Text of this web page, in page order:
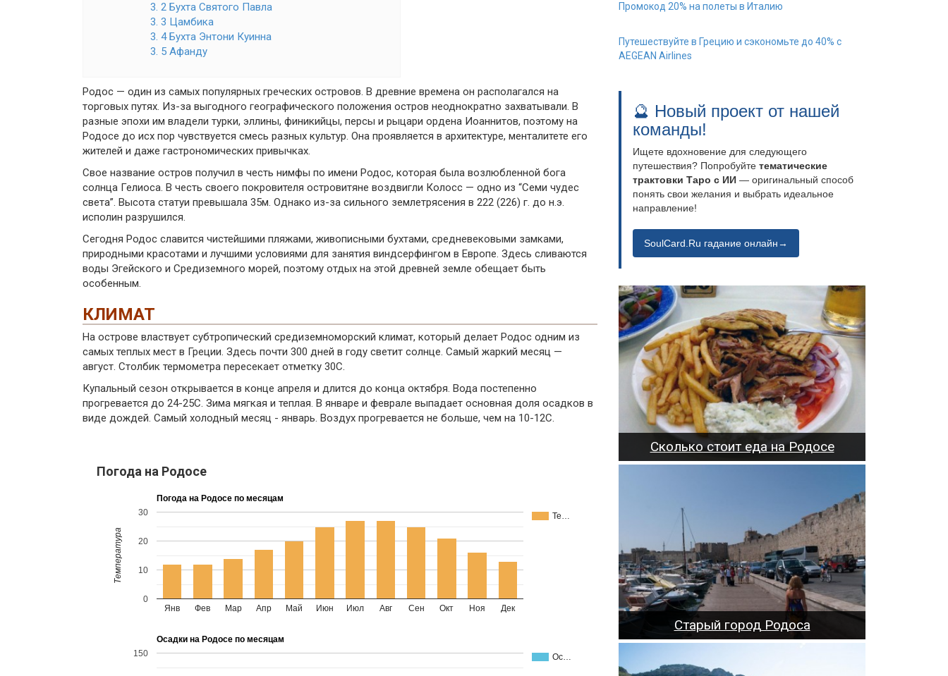
3. 2 Бухта Святого Павла
3. 3 Цамбика
3. 4 Бухта Энтони Куинна
3. 5 Афанду
Родос — один из самых популярных греческих островов. В древние времена он располагался на
торговых путях. Из-за выгодного географического положения остров неоднократно захватывали. В
разные эпохи им владели турки, эллины, финикийцы, персы и рыцари ордена Иоаннитов, поэтому на
Родосе до исх пор чувствуется смесь разных культур. Она проявляется в архитектуре, менталитете его
жителей и даже гастрономических привычках.
Свое название остров получил в честь нимфы по имени Родос, которая была возлюбленной бога
солнца Гелиоса. В честь своего покровителя островитяне воздвигли Колосс — одно из “Семи чудес
света”. Высота статуи превышала 35м. Однако из-за сильного землетрясения в 222 (226) г. до н.э.
исполин разрушился.
Сегодня Родос славится чистейшими пляжами, живописными бухтами, средневековыми замками,
природными красотами и лучшими условиями для занятия виндсерфингом в Европе. Здесь сливаются
воды Эгейского и Средиземного морей, поэтому отдых на этой древней земле обещает быть
особенным.
КЛИМАТ
На острове властвует субтропический средиземноморский климат, который делает Родос одним из
самых теплых мест в Греции. Здесь почти 300 дней в году светит солнце. Самый жаркий месяц —
август. Столбик термометра пересекает отметку 30С.
Купальный сезон открывается в конце апреля и длится до конца октября. Вода постепенно
прогревается до 24-25С. Зима мягкая и теплая. В январе и феврале выпадает основная доля осадков в
виде дождей. Самый холодный месяц - январь. Воздух прогревается не больше, чем на 10-12С.
Погода на Родосе
Погода на Родосе по месяцам
Те…
Янв Фев Мар Апр Май Июн Июл Авг Сен Окт Ноя Дек
0
10
20
30
Температура
Осадки на Родосе по месяцам
Ос…
150
Промокод 20% на полеты в Италию
Путешествуйте в Грецию и сэкономьте до 40% с
AEGEAN Airlines
🔮 Новый проект от нашей
команды!
Ищете вдохновение для следующего
путешествия? Попробуйте тематические
трактовки Таро с ИИ — оригинальный способ
понять свои желания и выбрать идеальное
направление!
SoulCard.Ru гадание онлайн→
Сколько стоит еда на Родосе
Старый город Родоса